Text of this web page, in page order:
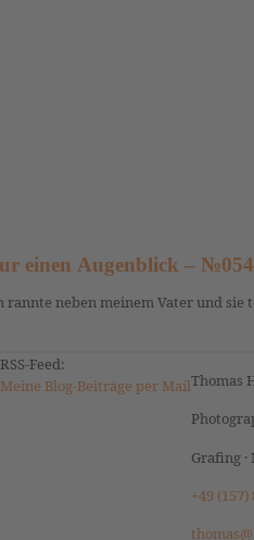
einen Augenblick – №054
rannte neben meinem Vater und sie
RSS-Feed:
Meine Blog-Beiträge per MailThomas
Grafing
+49 (157)